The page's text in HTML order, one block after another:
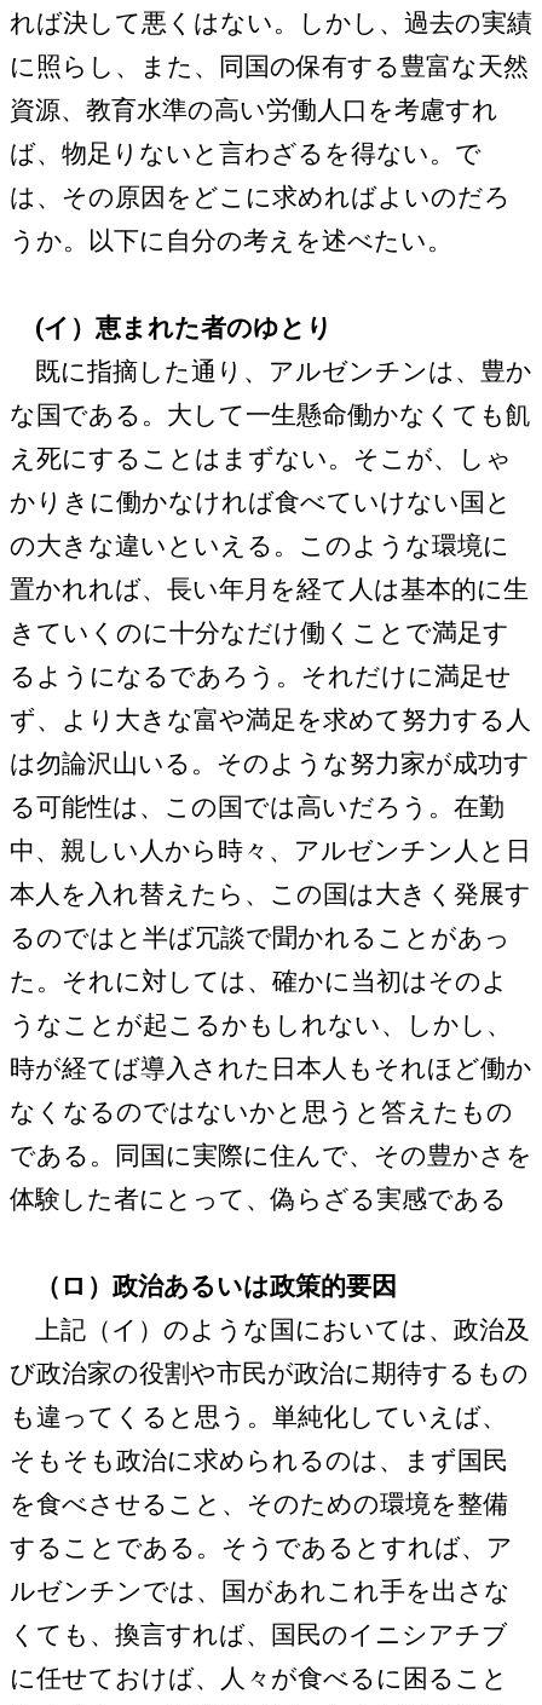
れば決して悪くはない。しかし、過去の実績
に照らし、また、同国の保有する豊富な天然
資源、教育水準の高い労働人口を考慮すれ
ば、物足りないと言わざるを得ない。で
は、その原因をどこに求めればよいのだろ
うか。以下に自分の考えを述べたい。
(イ）恵まれた者のゆとり
既に指摘した通り、アルゼンチンは、豊か
な国である。大して一生懸命働かなくても飢
え死にすることはまずない。そこが、しゃ
かりきに働かなければ食べていけない国と
の大きな違いといえる。このような環境に
置かれれば、長い年月を経て人は基本的に生
きていくのに十分なだけ働くことで満足す
るようになるであろう。それだけに満足せ
ず、より大きな富や満足を求めて努力する人
は勿論沢山いる。そのような努力家が成功す
る可能性は、この国では高いだろう。在勤
中、親しい人から時々、アルゼンチン人と日
本人を入れ替えたら、この国は大きく発展す
るのではと半ば冗談で聞かれることがあっ
た。それに対しては、確かに当初はそのよ
うなことが起こるかもしれない、しかし、
時が経てば導入された日本人もそれほど働か
なくなるのではないかと思うと答えたもの
である。同国に実際に住んで、その豊かさを
体験した者にとって、偽らざる実感である
（ロ）政治あるいは政策的要因
上記（イ）のような国においては、政治及
び政治家の役割や市民が政治に期待するもの
も違ってくると思う。単純化していえば、
そもそも政治に求められるのは、まず国民
を食べさせること、そのための環境を整備
することである。そうであるとすれば、ア
ルゼンチンでは、国があれこれ手を出さな
くても、換言すれば、国民のイニシアチブ
に任せておけば、人々が食べるに困ること